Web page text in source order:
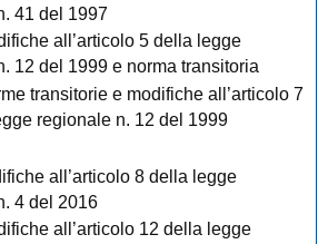
41 del 1997
all’articolo 5 della legge
12 del 1999 e norma transitoria
transitorie e modifiche all’articolo 7
regionale n. 12 del 1999
all’articolo 8 della legge
4 del 2016
all’articolo 12 della legge